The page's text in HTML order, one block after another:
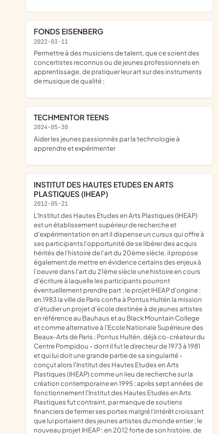
FONDS EISENBERG
2022-03-11
permettre à des musiciens de talent, que ce soient des
concertistes reconnus ou de jeunes professionnels en
apprentissage, de pratiquer leur art sur des instruments
de musique de qualité ;
TECHMENTOR TEENS
2024-05-30
aider les jeunes passionnés par la technologie à
apprendre et expérimenter
INSTITUT DES HAUTES ETUDES EN ARTS
PLASTIQUES (IHEAP)
2012-05-21
l'Institut des Hautes Etudes en Arts Plastiques (IHEAP)
est un établissement supérieur de recherche et
d'expérimentation en art il dispense un cursus qui offre à
ses participants l'opportunité de se libérer des acquis
hérités de l'histoire de l'art du 20ème siècle, il propose
également de mettre en évidence certains des enjeux à
l'oeuvre dans l'art du 21ème siècle une histoire en cours
d'écriture à laquelle les participants pourront
éventuellement prendre part ; le projet IHEAP d'origine :
en 1983 la ville de Paris confia à Pontus Hultén la mission
d'étudier un projet d'école destinée à de jeunes artistes
en référence au Bauhaus et au Black Mountain College
et comme alternative à l'Ecole Nationale Supérieure des
Beaux-Arts de Paris ; Pontus Hultén, déjà co-créateur du
Centre Pompidou - dont il fut le directeur de 1973 à 1981
et qui lui doit une grande partie de sa singularité -
conçut alors l'Institut des Hautes Etudes en Arts
Plastiques (IHEAP) comme un lieu de recherche sur la
création contemporaine en 1995 ; après sept années de
fonctionnement l'Institut des Hautes Etudes en Arts
Plastiques fut contraint, par manque de soutiens
financiers de fermer ses portes malgré l'intérêt croissant
que lui portaient des jeunes artistes du monde entier ; le
nouveau projet IHEAP : en 2012 forte de son histoire, de